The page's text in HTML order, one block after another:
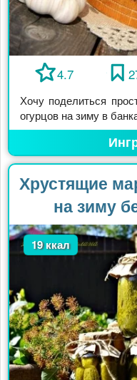
4.7
Хочу поделиться
огурцов на зиму в
Хрустящие
на зиму
19 ккал